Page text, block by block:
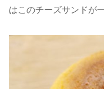
はこのチーズサンドが